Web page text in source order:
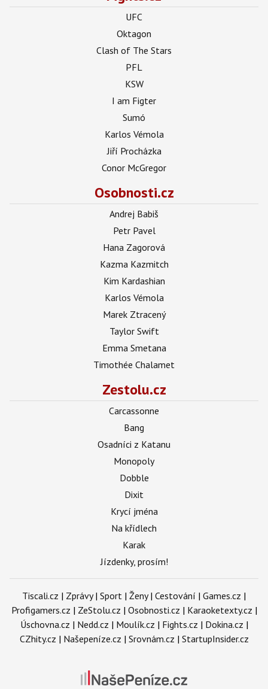
UFC
Oktagon
Clash of The Stars
PFL
KSW
I am Figter
Sumó
Karlos Vémola
Jiří Procházka
Conor McGregor
Osobnosti.cz
Andrej Babiš
Petr Pavel
Hana Zagorová
Kazma Kazmitch
Kim Kardashian
Karlos Vémola
Marek Ztracený
Taylor Swift
Emma Smetana
Timothée Chalamet
Zestolu.cz
Carcassonne
Bang
Osadníci z Katanu
Monopoly
Dobble
Dixit
Krycí jména
Na křídlech
Karak
Jízdenky, prosím!
Tiscali.cz | Zprávy| Sport | Ženy| Cestování | Games.cz |
Profigamers.cz | ZeStolu.cz | Osobnosti.cz | Karaoketexty.cz |
Úschovna.cz | Nedd.cz | Moulík.cz | Fights.cz | Dokina.cz |
CZhity.cz | Našepeníze.cz | Srovnám.cz | StartupInsider.cz